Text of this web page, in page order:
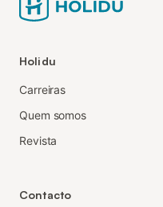
Holidu
Carreiras
Quem somos
Revista
Contacto